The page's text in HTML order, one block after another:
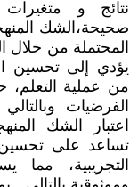
نتائج و
صحيحة،الشك
المحتملة من خلال
يؤدي إلى تحسين
من عملية التعلم،
الفرضيات
اعتبار الشك
تساعد على تحسين
التجريبية،